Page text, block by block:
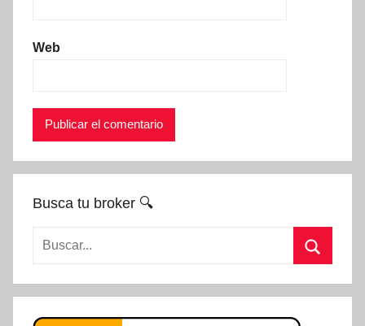
Web
Busca tu broker 🔍
Buscar: